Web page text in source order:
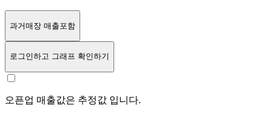
과거매장 매출포함
로그인하고 그래프 확인하기
오픈업 매출값은 추정값 입니다.